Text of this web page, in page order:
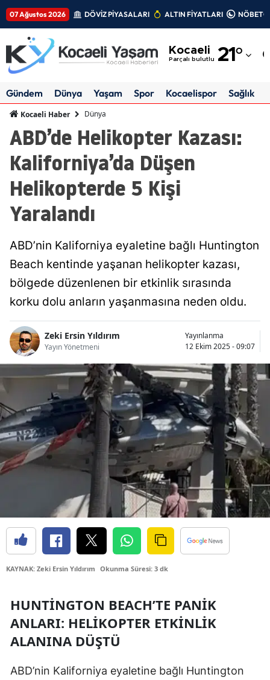
07 Ağustos 2026 DÖVİZ PİYASALARI ALTIN FİYATLARI
Kocaeli
Parçalı bulutlu 21°
Adıyaman
Amasya
Ankara
Balıkesir
Bilecik
Bingöl
Bitlis
Burdur
Bursa
Çanakkale
Çankırı
Çorum
Denizli
Diyarbakır
Edirne
Erzincan
Erzurum
Gündem Dünya Yaşam Spor Kocaelispor Sağlık
Kocaeli Haber Dünya
ABD’de Helikopter Kazası:
Kaliforniya’da Düşen
Helikopterde 5 Kişi
Yaralandı
ABD’nin Kaliforniya eyaletine bağlı Huntington
Beach kentinde yaşanan helikopter kazası,
bölgede düzenlenen bir etkinlik sırasında
korku dolu anların yaşanmasına neden oldu.
Zeki Ersin Yıldırım
Yayın Yönetmeni
Yayınlanma
12 Ekim 2025 - 09:07
KAYNAK: Zeki Ersin Yıldırım Okunma Süresi: 3 dk
HUNTINGTON BEACH’TE PANIK
ANLARI: HELIKOPTER ETKINLIK
ALANINA DÜŞTÜ
ABD’nin Kaliforniya eyaletine bağlı Huntington